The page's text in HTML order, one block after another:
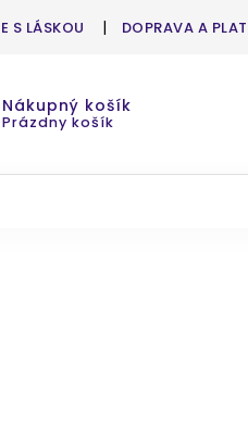
S LÁSKOU DOPRAVA A
Nákupný košík
Prázdny košík